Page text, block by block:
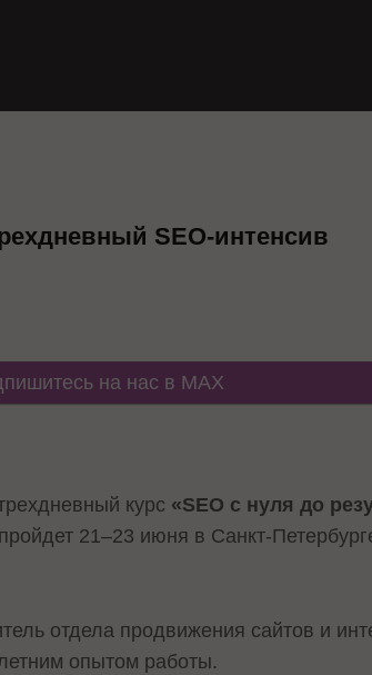
SEO-интенсив
на нас в MAX
курс «SEO c нуля до
21–23 июня в Санкт-
отдела продвижения сайтов и
опытом работы.